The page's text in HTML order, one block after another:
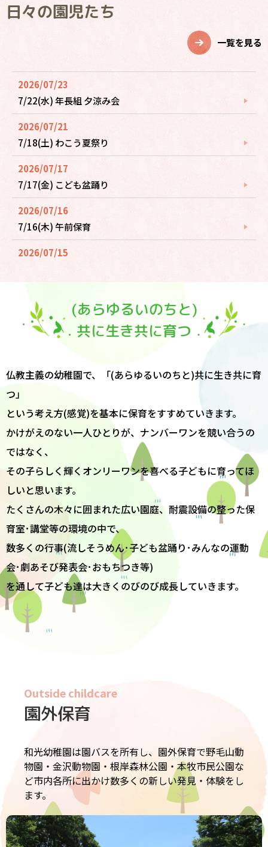
日々の園児たち
一覧を見る
2026/07/23
7/22(水) 年長組 夕涼み会
2026/07/21
7/18(土) わこう夏祭り
2026/07/17
7/17(金) こども盆踊り
2026/07/16
7/16(木) 午前保育
2026/07/15
(あらゆるいのちと)
共に生き共に育つ
仏教主義の幼稚園で、「(あらゆるいのちと)共に生き共に育
つ」
という考え方(感覚)を基本に保育をすすめていきます。
かけがえのない一人ひとりが、ナンバーワンを競い合うの
ではなく、
その子らしく輝くオンリーワンを喜べる子どもに育ってほ
しいと思います。
たくさんの木々に囲まれた広い園庭、耐震設備の整った保
育室･講堂等の環境の中で、
数多くの行事(流しそうめん･子ども盆踊り･みんなの運動
会･劇あそび発表会･おもちつき等)
を通して子ども達は大きくのびのび成長していきます。
Outside childcare
園外保育
和光幼稚園は園バスを所有し、園外保育で野毛山動
物園・金沢動物園・根岸森林公園・本牧市民公園な
ど市内各所に出かけ数多くの新しい発見・体験をし
ます。